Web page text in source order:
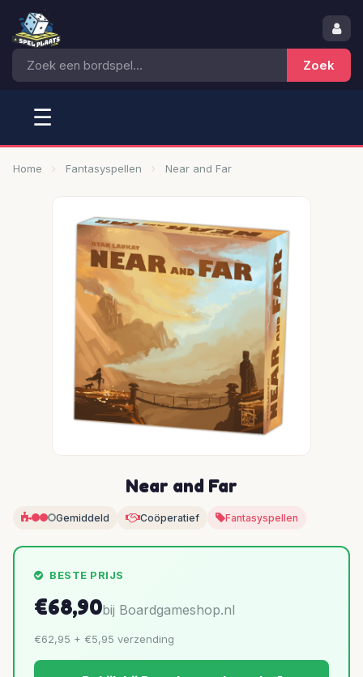
☰
Home Fantasyspellen Near and Far
Near and Far
Gemiddeld Coöperatief Fantasyspellen
BESTE PRIJS
€68,90bij Boardgameshop.nl
€62,95 + €5,95 verzending